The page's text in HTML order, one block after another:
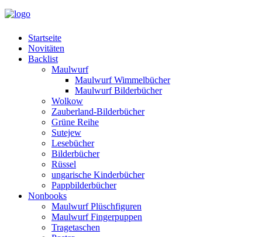
Startseite
Novitäten
Backlist
Maulwurf
Maulwurf Wimmelbücher
Maulwurf Bilderbücher
Wolkow
Zauberland-Bilderbücher
Grüne Reihe
Sutejew
Lesebücher
Bilderbücher
Rüssel
ungarische Kinderbücher
Pappbilderbücher
Nonbooks
Maulwurf Plüschfiguren
Maulwurf Fingerpuppen
Tragetaschen